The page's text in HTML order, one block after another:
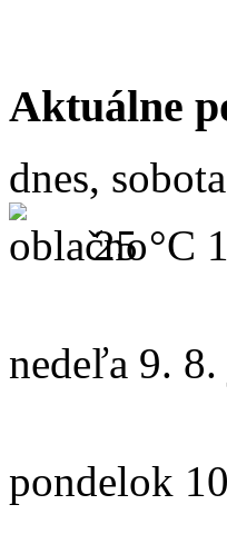
Aktuálne
dnes,
25 °C
nedeľa 9. 8.
pondelok